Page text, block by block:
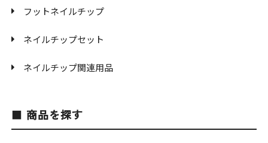
フットネイルチップ
ネイルチップセット
ネイルチップ関連用品
商品を探す